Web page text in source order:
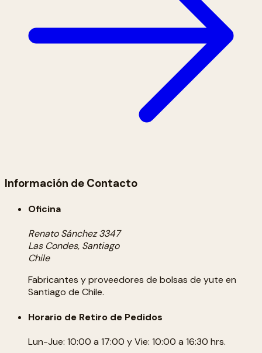
Información de Contacto
Oficina
Renato Sánchez 3347
Las Condes, Santiago
Chile
Fabricantes y proveedores de bolsas de yute en
Santiago de Chile.
Horario de Retiro de Pedidos
Lun-Jue: 10:00 a 17:00 y Vie: 10:00 a 16:30 hrs.